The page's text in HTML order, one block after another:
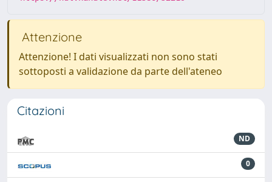
Attenzione
Attenzione! I dati visualizzati non sono stati
sottoposti a validazione da parte dell'ateneo
Citazioni
ND
0